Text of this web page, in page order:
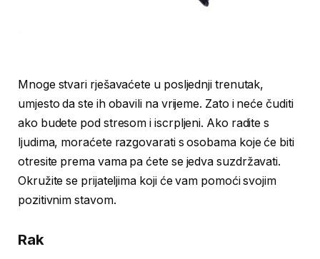
Mnoge stvari rješavaćete u posljednji trenutak,
umjesto da ste ih obavili na vrijeme. Zato i neće čuditi
ako budete pod stresom i iscrpljeni. Ako radite s
ljudima, moraćete razgovarati s osobama koje će biti
otresite prema vama pa ćete se jedva suzdržavati.
Okružite se prijateljima koji će vam pomoći svojim
pozitivnim stavom.
Rak